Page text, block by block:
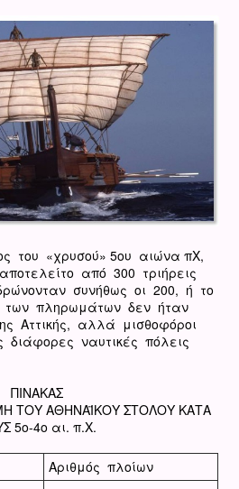
του «χρυσού» 5ου αιώνα πΧ,
από 300 τριήρεις
συνήθως οι 200, ή το
πληρωμάτων δεν ήταν
Αττικής, αλλά μισθοφόροι
ναυτικές πόλεις
ΠΙΝΑΚΑΣ
ΤΟΥ ΑΘΗΝΑΪΚΟΥ ΣΤΟΛΟΥ ΚΑΤΑ
5ο-4ο αι. π.Χ.
Αριθμός πλοίων